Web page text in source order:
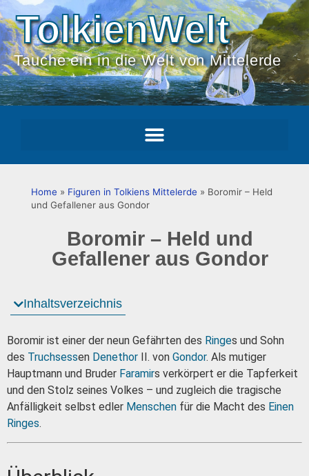
TolkienWelt
Tauche ein in die Welt von Mittelerde
Home » Figuren in Tolkiens Mittelerde » Boromir – Held
und Gefallener aus Gondor
Boromir – Held und
Gefallener aus Gondor
Inhaltsverzeichnis
Boromir ist einer der neun Gefährten des Ringes und Sohn
des Truchsessen Denethor II. von Gondor. Als mutiger
Hauptmann und Bruder Faramirs verkörpert er die Tapferkeit
und den Stolz seines Volkes – und zugleich die tragische
Anfälligkeit selbst edler Menschen für die Macht des Einen
Ringes.